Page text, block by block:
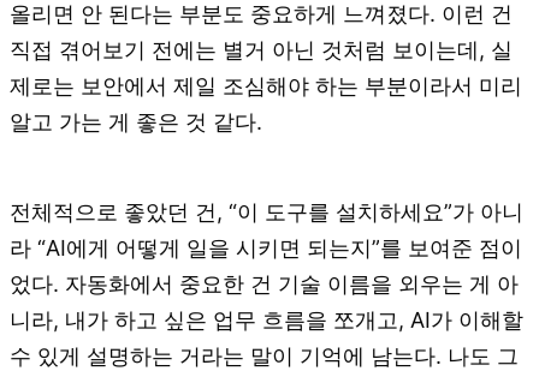
올리면 안 된다는 부분도 중요하게 느껴졌다. 이런 건
직접 겪어보기 전에는 별거 아닌 것처럼 보이는데, 실
제로는 보안에서 제일 조심해야 하는 부분이라서 미리
알고 가는 게 좋은 것 같다.
전체적으로 좋았던 건, “이 도구를 설치하세요”가 아니
라 “AI에게 어떻게 일을 시키면 되는지”를 보여준 점이
었다. 자동화에서 중요한 건 기술 이름을 외우는 게 아
니라, 내가 하고 싶은 업무 흐름을 쪼개고, AI가 이해할
수 있게 설명하는 거라는 말이 기억에 남는다. 나도 그